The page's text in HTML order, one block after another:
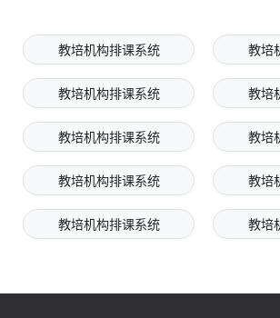
教培机构排课系统 教培
教培机构排课系统 教培
教培机构排课系统 教培
教培机构排课系统 教培
教培机构排课系统 教培